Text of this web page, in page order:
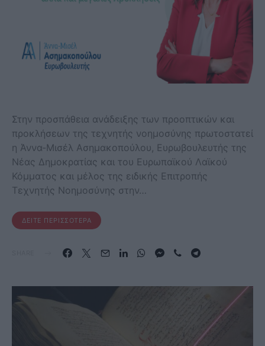
Στην προσπάθεια ανάδειξης των προοπτικών και
προκλήσεων της τεχνητής νοημοσύνης πρωτοστατεί
η Άννα-Μισέλ Ασημακοπούλου, Ευρωβουλευτής της
Νέας Δημοκρατίας και του Ευρωπαϊκού Λαϊκού
Κόμματος και μέλος της ειδικής Επιτροπής
Τεχνητής Νοημοσύνης στην…
ΔΕΊΤΕ ΠΕΡΙΣΣΌΤΕΡΑ